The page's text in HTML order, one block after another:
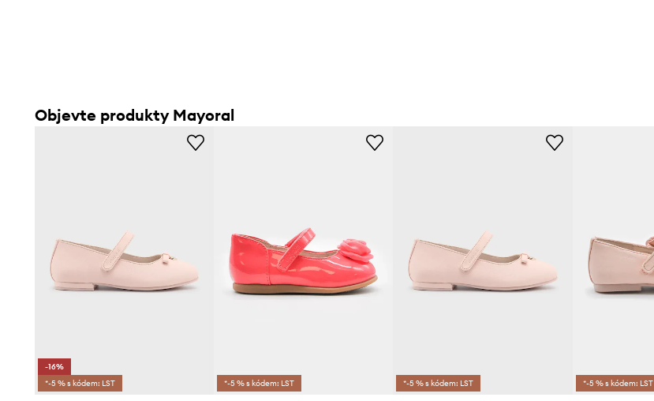
Objevte produkty Mayoral
-16%
*-5 % s kódem: LST
*-5 % s kódem: LST *-5 % s kódem: LST *-5 % s kódem: LST